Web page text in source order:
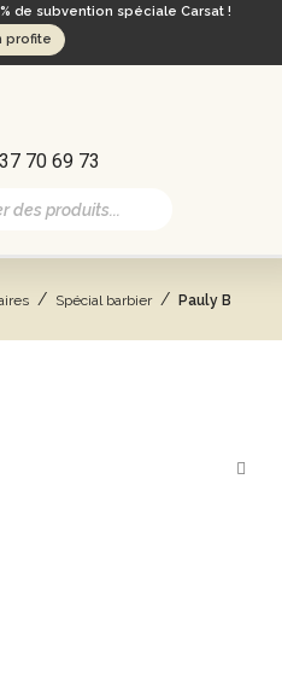
de subvention spéciale Carsat !
profite
70 69 73
/ Spécial barbier / Pauly B